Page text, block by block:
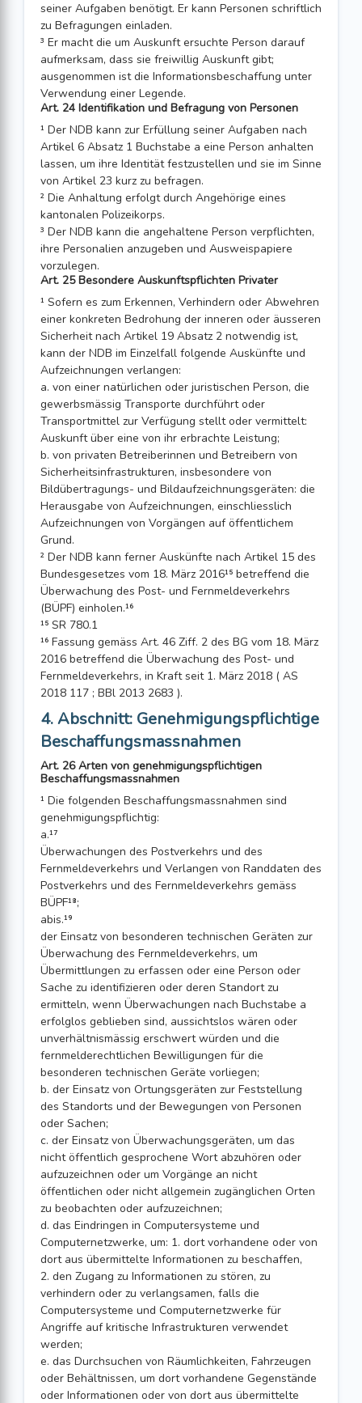
seiner Aufgaben benötigt. Er kann Personen schriftlich
zu Befragungen einladen.
³ Er macht die um Auskunft ersuchte Person darauf
aufmerksam, dass sie freiwillig Auskunft gibt;
ausgenommen ist die Informationsbeschaffung unter
Verwendung einer Legende.
Art. 24 Identifikation und Befragung von Personen
¹ Der NDB kann zur Erfüllung seiner Aufgaben nach
Artikel 6 Absatz 1 Buchstabe a eine Person anhalten
lassen, um ihre Identität festzustellen und sie im Sinne
von Artikel 23 kurz zu befragen.
² Die Anhaltung erfolgt durch Angehörige eines
kantonalen Polizeikorps.
³ Der NDB kann die angehaltene Person verpflichten,
ihre Personalien anzugeben und Ausweispapiere
vorzulegen.
Art. 25 Besondere Auskunftspflichten Privater
¹ Sofern es zum Erkennen, Verhindern oder Abwehren
einer konkreten Bedrohung der inneren oder äusseren
Sicherheit nach Artikel 19 Absatz 2 notwendig ist,
kann der NDB im Einzelfall folgende Auskünfte und
Aufzeichnungen verlangen:
a. von einer natürlichen oder juristischen Person, die
gewerbsmässig Transporte durchführt oder
Transportmittel zur Verfügung stellt oder vermittelt:
Auskunft über eine von ihr erbrachte Leistung;
b. von privaten Betreiberinnen und Betreibern von
Sicherheitsinfrastrukturen, insbesondere von
Bildübertragungs- und Bildaufzeichnungsgeräten: die
Herausgabe von Aufzeichnungen, einschliesslich
Aufzeichnungen von Vorgängen auf öffentlichem
Grund.
² Der NDB kann ferner Auskünfte nach Artikel 15 des
Bundesgesetzes vom 18. März 2016¹⁵ betreffend die
Überwachung des Post- und Fernmeldeverkehrs
(BÜPF) einholen.¹⁶
¹⁵ SR 780.1
¹⁶ Fassung gemäss Art. 46 Ziff. 2 des BG vom 18. März
2016 betreffend die Überwachung des Post- und
Fernmeldeverkehrs, in Kraft seit 1. März 2018 ( AS
2018 117 ; BBl 2013 2683 ).
4. Abschnitt: Genehmigungspflichtige
Beschaffungsmassnahmen
Art. 26 Arten von genehmigungspflichtigen
Beschaffungsmassnahmen
¹ Die folgenden Beschaffungsmassnahmen sind
genehmigungspflichtig:
a.¹⁷
Überwachungen des Postverkehrs und des
Fernmeldeverkehrs und Ver­langen von Randdaten des
Postverkehrs und des Fernmeldeverkehrs gemäss
BÜPF¹⁸;
abis.¹⁹
der Einsatz von besonderen technischen Geräten zur
Überwachung des Fernmeldeverkehrs, um
Übermittlungen zu erfassen oder eine Person oder
Sache zu identifizieren oder deren Standort zu
ermitteln, wenn Über­wach­ungen nach Buchstabe a
erfolglos geblieben sind, aussichtslos wären oder
unverhältnismässig erschwert würden und die
fernmelderechtlichen Bewilligungen für die
besonderen technischen Geräte vorliegen;
b. der Einsatz von Ortungsgeräten zur Feststellung
des Standorts und der Bewegungen von Personen
oder Sachen;
c. der Einsatz von Überwachungsgeräten, um das
nicht öffentlich gesprochene Wort abzuhören oder
aufzuzeichnen oder um Vorgänge an nicht
öffentlichen oder nicht allgemein zugänglichen Orten
zu beobachten oder aufzuzeichnen;
d. das Eindringen in Computersysteme und
Computernetzwerke, um: 1. dort vorhandene oder von
dort aus übermittelte Informationen zu beschaffen,
2. den Zugang zu Informationen zu stören, zu
verhindern oder zu verlangsamen, falls die
Computersysteme und Computernetzwerke für
Angriffe auf kritische Infrastrukturen verwendet
werden;
e. das Durchsuchen von Räumlichkeiten, Fahrzeugen
oder Behältnissen, um dort vorhandene Gegenstände
oder Informationen oder von dort aus übermittelte